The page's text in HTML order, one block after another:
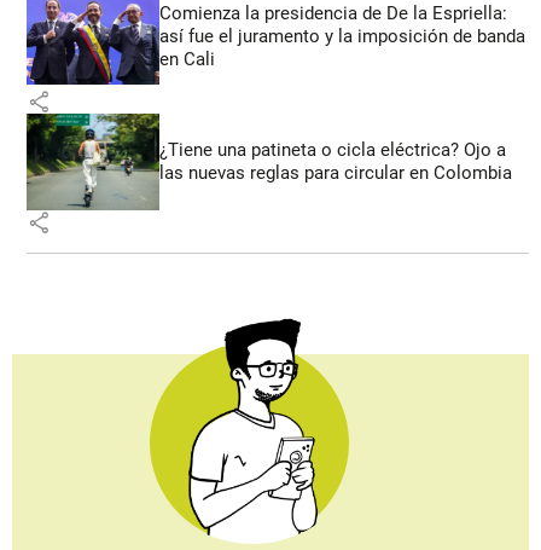
Comienza la presidencia de De la Espriella:
así fue el juramento y la imposición de banda
en Cali
share
¿Tiene una patineta o cicla eléctrica? Ojo a
las nuevas reglas para circular en Colombia
share